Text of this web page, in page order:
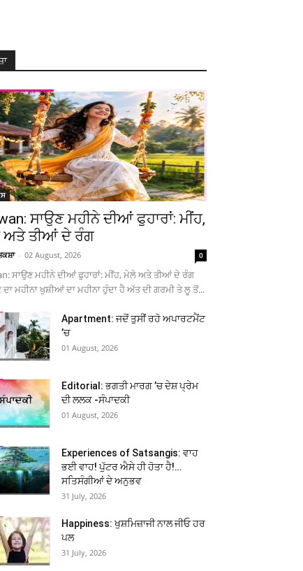
ਸਾਉਣ ਮਹੀਨੇ ਦੀਆਂ ਫੁਹਾਰਾਂ: ਮੀਂਹ,
ਅਤੇ ਤੀਆਂ ਦੇ ਰੰਗ
- 02 August, 2026 0
ਸਾਉਣ ਮਹੀਨੇ ਦੀਆਂ ਫੁਹਾਰਾਂ: ਮੀਂਹ, ਮੇਲੇ ਅਤੇ ਤੀਆਂ ਦੇ ਰੰਗ
ਦਾ ਮਹੀਨਾ ਖੁਸ਼ੀਆਂ ਦਾ ਮਹੀਨਾ ਹੁੰਦਾ ਹੈ ਅੱਤ ਦੀ ਗਰਮੀ ਤੇ ਲੂ ਤੋਂ...
Apartment: ਜਦੋਂ ਤੁਸੀਂ ਰਹੋ ਅਪਾਰਟਮੈਂਟ
’ਚ
01 August, 2026
Editorial: ਭਗਤੀ ਮਾਰਗ ’ਚ ਦੇਸ਼ ਪ੍ਰੇਮ
ਦੀ ਲਲਕ -ਸੰਪਾਦਕੀ
01 August, 2026
Experiences of Satsangis: ਵਾਹ
ਭਈ ਵਾਹ! ਪੁੱਟਰ ਐਸੇ ਹੀ ਹੋਤਾ ਹੈ!…
ਸਤਿਸੰਗੀਆਂ ਦੇ ਅਨੁਭਵ
31 July, 2026
Happiness: ਖੁਸ਼ਮਿਜ਼ਾਜੀ ਨਾਲ ਜੀਓ ਹਰ
ਪਲ
31 July, 2026